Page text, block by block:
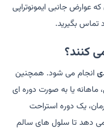
عوارض جانبی ایمونوتراپی
تماس بگیرید.
کنند؟
انجام می شود. همچنین
ماهانه یا به صورت دوره ای
یک دوره استراحت
دهد تا سلول های سالم